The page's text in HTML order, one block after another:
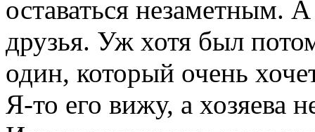
оставаться незаметным.
друзья. Уж хотя был
один, который очень
Я-то его вижу, а хозяева